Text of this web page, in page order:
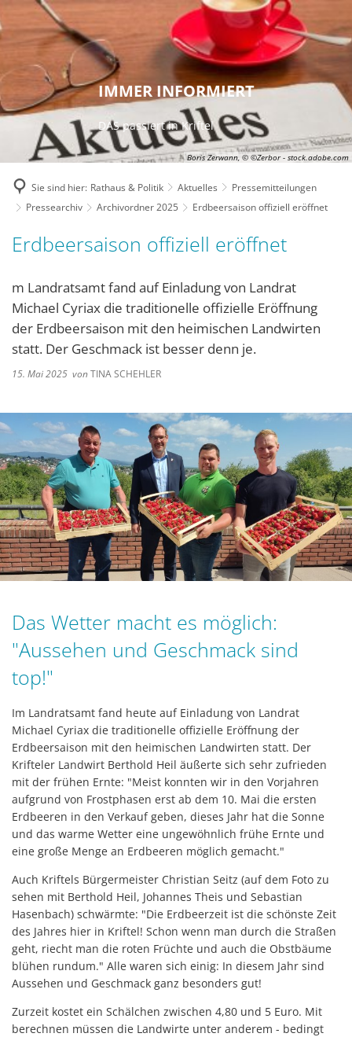
Boris Zerwann, © ©Zerbor - stock.adobe.com
IMMER INFORMIERT
DAS passiert in Kriftel
Sie sind hier: Rathaus & Politik Aktuelles
Pressemitteilungen
Pressearchiv
Archivordner 2025 Erdbeersaison offiziell eröffnet
Erdbeersaison offiziell eröffnet
m Landratsamt fand auf Einladung von Landrat
Michael Cyriax die traditionelle offizielle Eröffnung
der Erdbeersaison mit den heimischen Landwirten
statt. Der Geschmack ist besser denn je.
15. Mai 2025 vonTINA SCHEHLER
Das Wetter macht es möglich:
"Aussehen und Geschmack sind
top!"
Im Landratsamt fand heute auf Einladung von Landrat
Michael Cyriax die traditionelle offizielle Eröffnung der
Erdbeersaison mit den heimischen Landwirten statt. Der
Krifteler Landwirt Berthold Heil äußerte sich sehr zufrieden
mit der frühen Ernte: "Meist konnten wir in den Vorjahren
aufgrund von Frostphasen erst ab dem 10. Mai die ersten
Erdbeeren in den Verkauf geben, dieses Jahr hat die Sonne
und das warme Wetter eine ungewöhnlich frühe Ernte und
eine große Menge an Erdbeeren möglich gemacht."
Auch Kriftels Bürgermeister Christian Seitz (auf dem Foto zu
sehen mit Berthold Heil, Johannes Theis und Sebastian
Hasenbach) schwärmte: "Die Erdbeerzeit ist die schönste Zeit
des Jahres hier in Kriftel! Schon wenn man durch die Straßen
geht, riecht man die roten Früchte und auch die Obstbäume
blühen rundum." Alle waren sich einig: In diesem Jahr sind
Aussehen und Geschmack ganz besonders gut!
Zurzeit kostet ein Schälchen zwischen 4,80 und 5 Euro. Mit
berechnen müssen die Landwirte unter anderem - bedingt